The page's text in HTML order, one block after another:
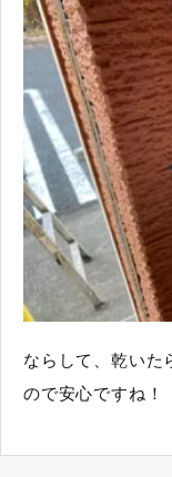
ならして、乾いた
ので安心ですね！